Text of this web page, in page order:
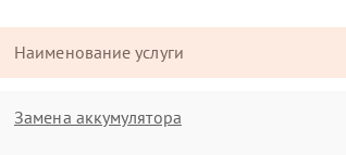
Наименование услуги
Замена аккумулятора